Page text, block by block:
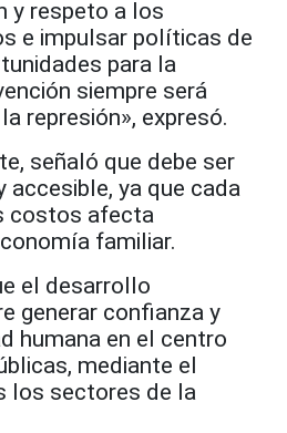
y respeto a los
e impulsar políticas de
para la
siempre será
represión», expresó.
señaló que debe ser
accesible, ya que cada
costos afecta
familiar.
el desarrollo
generar confianza y
humana en el centro
mediante el
los sectores de la